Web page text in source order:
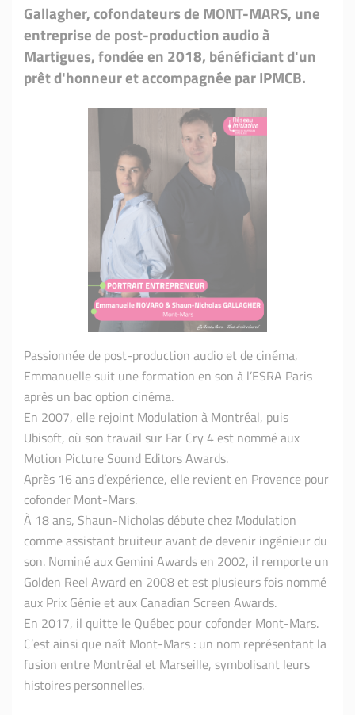
Gallagher, cofondateurs de MONT-MARS, une
entreprise de post-production audio à
Martigues, fondée en 2018, bénéficiant d'un
prêt d'honneur et accompagnée par IPMCB.
Passionnée de post-production audio et de cinéma,
Emmanuelle suit une formation en son à l’ESRA Paris
après un bac option cinéma.
En 2007, elle rejoint Modulation à Montréal, puis
Ubisoft, où son travail sur Far Cry 4 est nommé aux
Motion Picture Sound Editors Awards.
Après 16 ans d’expérience, elle revient en Provence pour
cofonder Mont-Mars.
À 18 ans, Shaun-Nicholas débute chez Modulation
comme assistant bruiteur avant de devenir ingénieur du
son. Nominé aux Gemini Awards en 2002, il remporte un
Golden Reel Award en 2008 et est plusieurs fois nommé
aux Prix Génie et aux Canadian Screen Awards.
En 2017, il quitte le Québec pour cofonder Mont-Mars.
C’est ainsi que naît Mont-Mars : un nom représentant la
fusion entre Montréal et Marseille, symbolisant leurs
histoires personnelles.